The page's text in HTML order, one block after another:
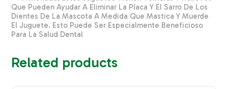
Que Pueden Ayudar A Eliminar La Placa Y El Sarro De Los
Dientes De La Mascota A Medida Que Mastica Y Muerde
El Juguete. Esto Puede Ser Especialmente Beneficioso
Para La Salud Dental
Related products